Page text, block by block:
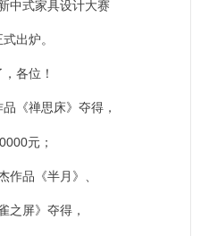
中式家具设计大赛
出炉。
各位！
品《禅思床》夺得，
元；
作品《半月》、
之屏》夺得，